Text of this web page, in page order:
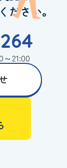
ださい。
21:00